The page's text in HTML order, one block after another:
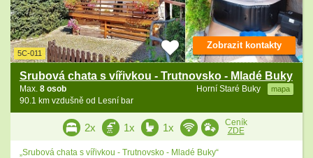
5C-011
Srubová chata s vířivkou - Trutnovsko - Mladé Buky
Horní Staré Buky mapa
Max. 8 osob
90.1 km vzdušně od Lesní bar
Zobrazit kontakty
2x 1x 1x
Ceník
ZDE
„Srubová chata s vířivkou - Trutnovsko - Mladé Buky“